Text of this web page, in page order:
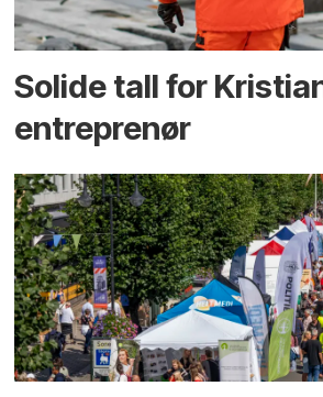
Solide tall for
entreprenør